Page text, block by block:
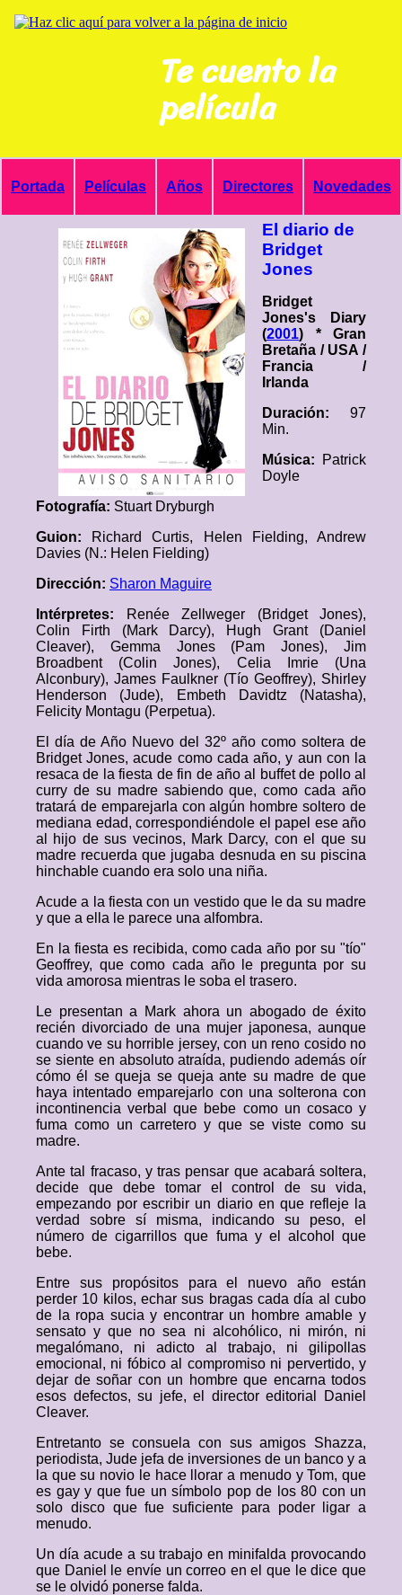
Te cuento la
película
Portada Películas Años Directores Novedades
El diario de
Bridget
Jones
Bridget
Jones's Diary
(2001) * Gran
Bretaña / USA /
Francia /
Irlanda
Duración: 97
Min.
Música:
Patrick
Doyle
Fotografía: Stuart Dryburgh
Guion:
Richard Curtis, Helen Fielding, Andrew
Davies (N.: Helen Fielding)
Dirección: Sharon Maguire
Intérpretes:
Renée Zellweger (Bridget Jones),
Colin Firth (Mark Darcy), Hugh Grant (Daniel
Cleaver), Gemma Jones (Pam Jones), Jim
Broadbent (Colin Jones), Celia Imrie (Una
Alconbury), James Faulkner (Tío Geoffrey), Shirley
Henderson (Jude), Embeth Davidtz (Natasha),
Felicity Montagu (Perpetua).
El día de Año Nuevo del 32º año como soltera de
Bridget Jones, acude como cada año, y aun con la
resaca de la fiesta de fin de año al buffet de pollo al
curry de su madre sabiendo que, como cada año
tratará de emparejarla con algún hombre soltero de
mediana edad, correspondiéndole el papel ese año
al hijo de sus vecinos, Mark Darcy, con el que su
madre recuerda que jugaba desnuda en su piscina
hinchable cuando era solo una niña.
Acude a la fiesta con un vestido que le da su madre
y que a ella le parece una alfombra.
En la fiesta es recibida, como cada año por su "tío"
Geoffrey, que como cada año le pregunta por su
vida amorosa mientras le soba el trasero.
Le presentan a Mark ahora un abogado de éxito
recién divorciado de una mujer japonesa, aunque
cuando ve su horrible jersey, con un reno cosido no
se siente en absoluto atraída, pudiendo además oír
cómo él se queja se queja ante su madre de que
haya intentado emparejarlo con una solterona con
incontinencia verbal que bebe como un cosaco y
fuma como un carretero y que se viste como su
madre.
Ante tal fracaso, y tras pensar que acabará soltera,
decide que debe tomar el control de su vida,
empezando por escribir un diario en que refleje la
verdad sobre sí misma, indicando su peso, el
número de cigarrillos que fuma y el alcohol que
bebe.
Entre sus propósitos para el nuevo año están
perder 10 kilos, echar sus bragas cada día al cubo
de la ropa sucia y encontrar un hombre amable y
sensato y que no sea ni alcohólico, ni mirón, ni
megalómano, ni adicto al trabajo, ni gilipollas
emocional, ni fóbico al compromiso ni pervertido, y
dejar de soñar con un hombre que encarna todos
esos defectos, su jefe, el director editorial Daniel
Cleaver.
Entretanto se consuela con sus amigos Shazza,
periodista, Jude jefa de inversiones de un banco y a
la que su novio le hace llorar a menudo y Tom, que
es gay y que fue un símbolo pop de los 80 con un
solo disco que fue suficiente para poder ligar a
menudo.
Un día acude a su trabajo en minifalda provocando
que Daniel le envíe un correo en el que le dice que
se le olvidó ponerse falda.